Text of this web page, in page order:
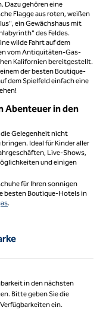
Dazu gehören eine
Flagge aus roten, weißen
ein Gewächshaus mit
des Feldes.
wilde Fahrt auf dem
vom Antiquitäten-Gas-
Kalifornien bereitgestellt.
der besten Boutique-
dem Spielfeld einfach eine
Abenteuer in den
die Gelegenheit nicht
Ideal für Kinder aller
Live-Shows,
und einigen
für Ihren sonnigen
besten Boutique-Hotels in
.
in den nächsten
Bitte geben Sie die
ein.